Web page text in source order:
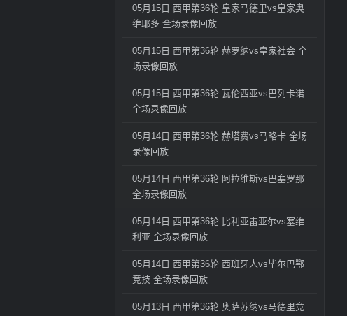
05月15日 西甲第36轮 皇家马德里vs皇家奥
维耶多 全场录像回放
05月15日 西甲第36轮 赫罗纳vs皇家社会 全
场录像回放
05月15日 西甲第36轮 瓦伦西亚vs巴列卡诺
全场录像回放
05月14日 西甲第36轮 赫塔费vs马略卡 全场
录像回放
05月14日 西甲第36轮 阿拉维斯vs巴塞罗那
全场录像回放
05月14日 西甲第36轮 比利亚雷亚尔vs塞维
利亚 全场录像回放
05月14日 西甲第36轮 西班牙人vs毕尔巴鄂
竞技 全场录像回放
05月13日 西甲第36轮 奥萨苏纳vs马德里竞